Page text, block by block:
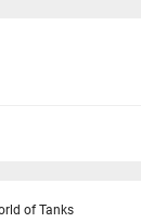
of Tanks